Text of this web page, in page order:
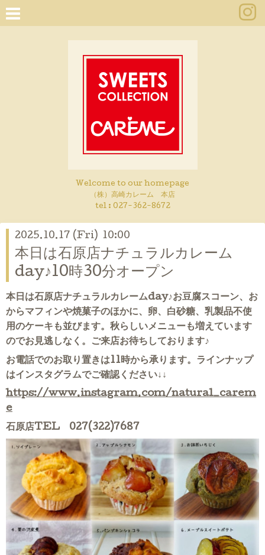
Welcome to our homepage
（株）高崎カレーム 本店
tel : 027-362-8672
2025.10.17 (Fri) 10:00
本日は石原店ナチュラルカレーム
day♪10時30分オープン
本日は石原店ナチュラルカレームday♪お豆腐スコーン、お
からマフィンや焼菓子のほかに、卵、白砂糖、乳製品不使
用のケーキも並びます。秋らしいメニューも増えています
のでお見逃しなく。ご来店お待ちしております♪
お電話でのお取り置きは11時から承ります。ラインナップ
はインスタグラムでご確認ください↓↓
https://www.instagram.com/natural_carem
e
石原店TEL 027(322)7687